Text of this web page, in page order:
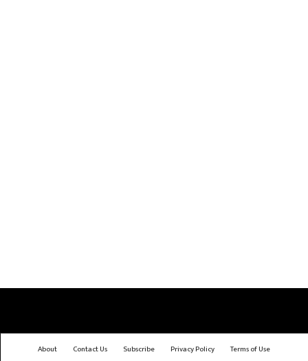
About Contact Us Subscribe Privacy Policy
Terms of Use